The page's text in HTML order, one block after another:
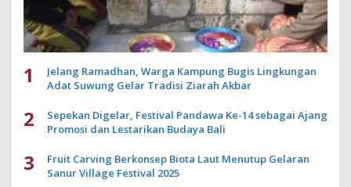
1
Jelang Ramadhan, Warga Kampung Bugis Lingkungan
Adat Suwung Gelar Tradisi Ziarah Akbar
2
Sepekan Digelar, Festival Pandawa Ke-14 sebagai Ajang
Promosi dan Lestarikan Budaya Bali
3
Fruit Carving Berkonsep Biota Laut Menutup Gelaran
Sanur Village Festival 2025